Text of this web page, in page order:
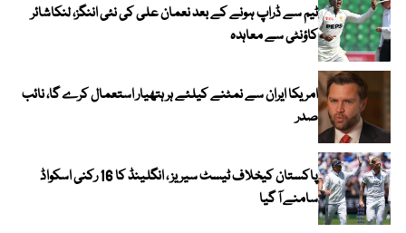
ٹیم سے ڈراپ ہونے کے بعد نعمان علی کی نئی اننگز، لنکاشائر
کاؤنٹی سے معاہدہ
امریکا ایران سے نمٹنے کیلئے ہر ہتھیار استعمال کرے گا، نائب
صدر
پاکستان کیخلاف ٹیسٹ سیریز ، انگلینڈ کا 16 رکنی اسکواڈ
سامنے آ گیا